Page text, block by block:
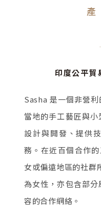
產
印度公平貿
Sasha 是一個非營
當地的手工藝匠與
設計與開發、提供
務。在近百個合作
女或偏遠地區的社群
為女性，亦包含部
容的合作網絡。